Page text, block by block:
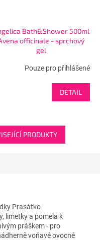
Bath&Shower 500ml
officinale - sprchový
gel
Pouze pro přihlášené
DETAIL
PRODUKTY
Prasátko
limetky a pomela k
práškem - pro
voňavé ovocné